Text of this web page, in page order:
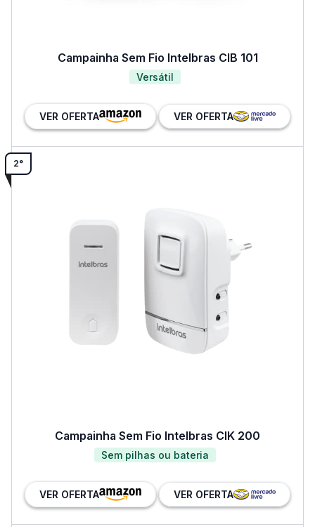
Campainha Sem Fio Intelbras CIB 101
Versátil
VER OFERTA VER OFERTA
2°
Campainha Sem Fio Intelbras CIK 200
Sem pilhas ou bateria
VER OFERTA VER OFERTA